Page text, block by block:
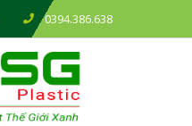
0394.386.638